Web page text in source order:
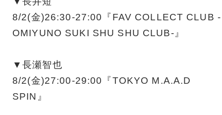
8/2(金)26:30-27:00『FAV COLLECT CLUB -
OMIYUNO SUKI SHU SHU CLUB-』
▼長瀬智也
8/2(金)27:00-29:00『TOKYO M.A.A.D
SPIN』